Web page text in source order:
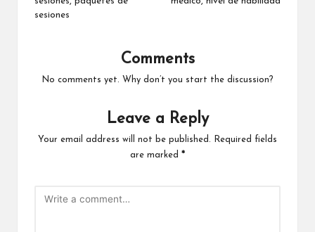
sesiones
Comments
No comments yet. Why don’t you start the discussion?
Leave a Reply
Your email address will not be published.
Required fields
are marked *